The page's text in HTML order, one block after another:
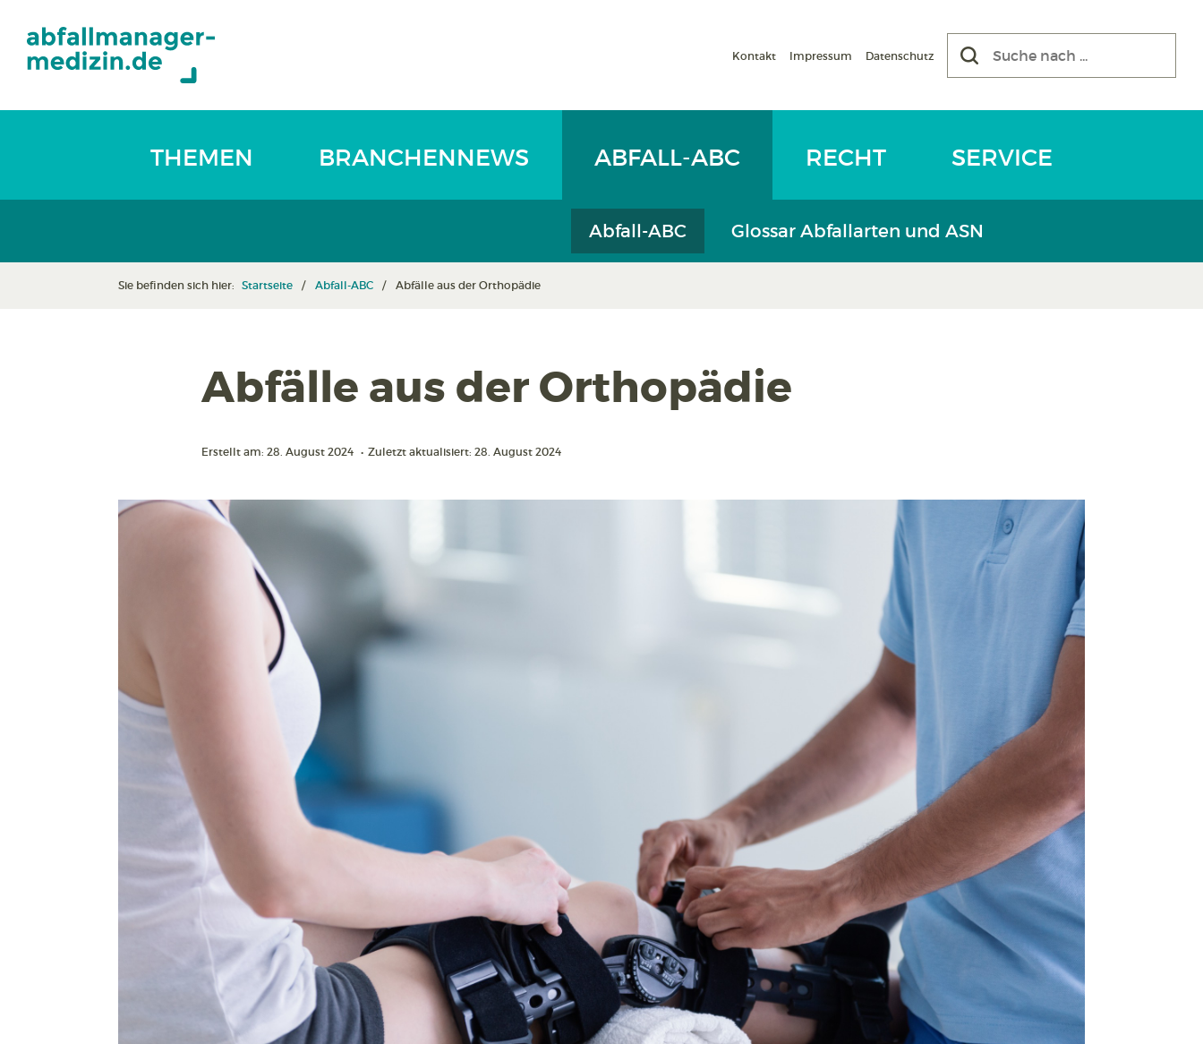
Kontakt Impressum Datenschutz
THEMEN BRANCHENNEWS ABFALL-ABC
Abfall-ABC Glossar Abfallarten und ASN
RECHT SERVICE
Sie befinden sich hier: Startseite Abfall-ABC Abfälle aus der Orthopädie
Abfälle aus der Orthopädie
Erstellt am: 28. August 2024 • Zuletzt aktualisiert: 28. August 2024